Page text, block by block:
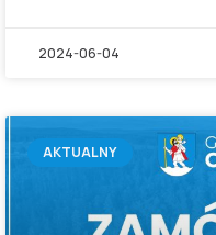
2024-06-04
AKTUALNY